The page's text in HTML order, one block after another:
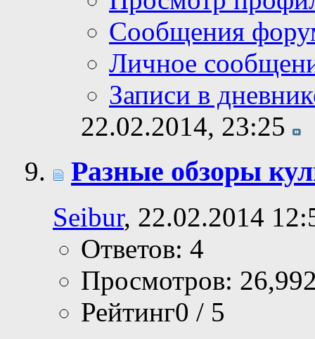
Сообщения
Личное
Записи в
22.02.2014, 23:25
Разные обзоры
Seibur, 22.02.2014
Ответов: 4
Просмотров:
Рейтинг0 / 5